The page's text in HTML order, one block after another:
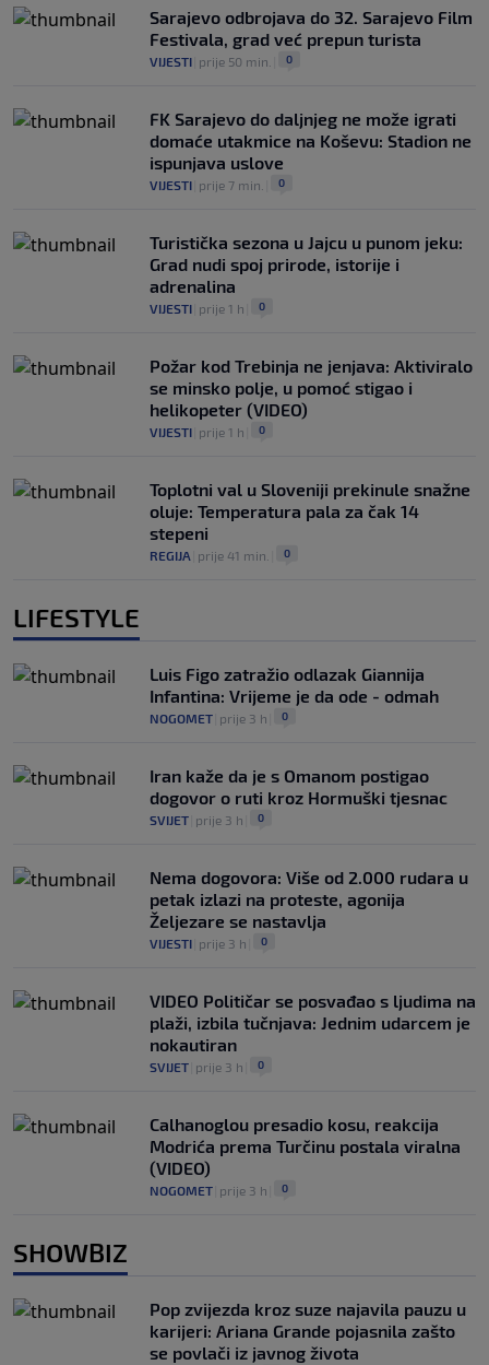
Sarajevo odbrojava do 32. Sarajevo Film
Festivala, grad već prepun turista
VIJESTI prije 50 min. 0
FK Sarajevo do daljnjeg ne može igrati
domaće utakmice na Koševu: Stadion ne
ispunjava uslove
VIJESTI prije 7 min. 0
Turistička sezona u Jajcu u punom jeku:
Grad nudi spoj prirode, istorije i
adrenalina
VIJESTI prije 1 h 0
Požar kod Trebinja ne jenjava: Aktiviralo
se minsko polje, u pomoć stigao i
helikopeter (VIDEO)
VIJESTI prije 1 h 0
Toplotni val u Sloveniji prekinule snažne
oluje: Temperatura pala za čak 14
stepeni
REGIJA prije 41 min. 0
LIFESTYLE
Luis Figo zatražio odlazak Giannija
Infantina: Vrijeme je da ode - odmah
NOGOMET prije 3 h 0
Iran kaže da je s Omanom postigao
dogovor o ruti kroz Hormuški tjesnac
SVIJET prije 3 h 0
Nema dogovora: Više od 2.000 rudara u
petak izlazi na proteste, agonija
Željezare se nastavlja
VIJESTI prije 3 h 0
VIDEO Političar se posvađao s ljudima na
plaži, izbila tučnjava: Jednim udarcem je
nokautiran
SVIJET prije 3 h 0
Calhanoglou presadio kosu, reakcija
Modrića prema Turčinu postala viralna
(VIDEO)
NOGOMET prije 3 h 0
SHOWBIZ
Pop zvijezda kroz suze najavila pauzu u
karijeri: Ariana Grande pojasnila zašto
se povlači iz javnog života